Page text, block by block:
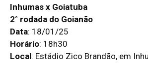
Inhumas x Goiatuba
2° rodada do Goianão
Data: 18/01/25
Horário: 18h30
Local: Estádio Zico Brandão, em